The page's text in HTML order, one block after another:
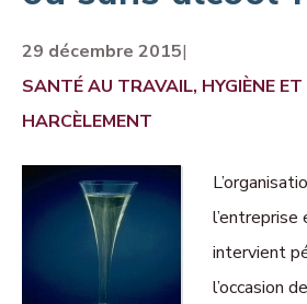
29 décembre 2015|
SANTÉ AU TRAVAIL, HYGIÈNE ET
HARCÈLEMENT
intervient
l’occasion